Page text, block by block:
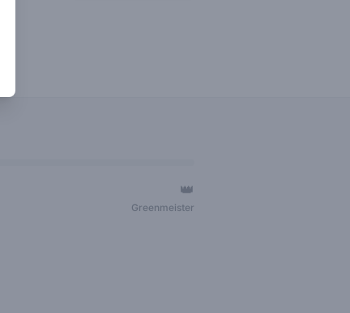
👑
Greenmeister